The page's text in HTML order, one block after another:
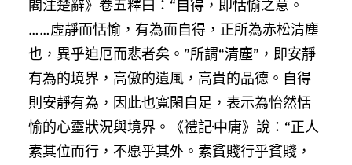
閣注楚辭》卷五釋曰：“自得，即恬愉之意。
……虛靜而恬愉，有為而自得，正所為赤松清塵
也，異乎迫厄而悲者矣。”所謂“清塵”，即安靜
有為的境界，高傲的遺風，高貴的品德。自得
則安靜有為，因此也寬閑自足，表示為怡然恬
愉的心靈狀況與境界。《禮記·中庸》說：“正人
素其位而行，不愿乎其外。素貧賤行乎貧賤，